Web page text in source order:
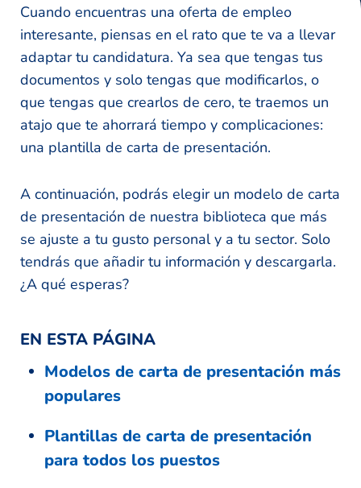
Cuando encuentras una oferta de empleo
interesante, piensas en el rato que te va a llevar
adaptar tu candidatura. Ya sea que tengas tus
documentos y solo tengas que modificarlos, o
que tengas que crearlos de cero, te traemos un
atajo que te ahorrará tiempo y complicaciones:
una plantilla de carta de presentación.
A continuación, podrás elegir un modelo de carta
de presentación de nuestra biblioteca que más
se ajuste a tu gusto personal y a tu sector. Solo
tendrás que añadir tu información y descargarla.
¿A qué esperas?
EN ESTA PÁGINA
Modelos de carta de presentación más
populares
Plantillas de carta de presentación
para todos los puestos